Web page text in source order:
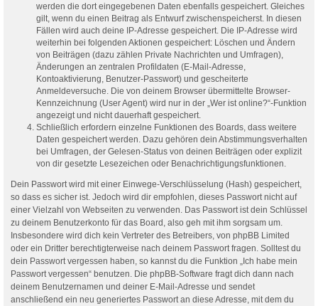
werden die dort eingegebenen Daten ebenfalls gespeichert. Gleiches
gilt, wenn du einen Beitrag als Entwurf zwischenspeicherst. In diesen
Fällen wird auch deine IP-Adresse gespeichert. Die IP-Adresse wird
weiterhin bei folgenden Aktionen gespeichert: Löschen und Ändern
von Beiträgen (dazu zählen Private Nachrichten und Umfragen),
Änderungen an zentralen Profildaten (E-Mail-Adresse,
Kontoaktivierung, Benutzer-Passwort) und gescheiterte
Anmeldeversuche. Die von deinem Browser übermittelte Browser-
Kennzeichnung (User Agent) wird nur in der „Wer ist online?“-Funktion
angezeigt und nicht dauerhaft gespeichert.
Schließlich erfordern einzelne Funktionen des Boards, dass weitere
Daten gespeichert werden. Dazu gehören dein Abstimmungsverhalten
bei Umfragen, der Gelesen-Status von deinen Beiträgen oder explizit
von dir gesetzte Lesezeichen oder Benachrichtigungsfunktionen.
Dein Passwort wird mit einer Einwege-Verschlüsselung (Hash) gespeichert,
so dass es sicher ist. Jedoch wird dir empfohlen, dieses Passwort nicht auf
einer Vielzahl von Webseiten zu verwenden. Das Passwort ist dein Schlüssel
zu deinem Benutzerkonto für das Board, also geh mit ihm sorgsam um.
Insbesondere wird dich kein Vertreter des Betreibers, von phpBB Limited
oder ein Dritter berechtigterweise nach deinem Passwort fragen. Solltest du
dein Passwort vergessen haben, so kannst du die Funktion „Ich habe mein
Passwort vergessen“ benutzen. Die phpBB-Software fragt dich dann nach
deinem Benutzernamen und deiner E-Mail-Adresse und sendet
anschließend ein neu generiertes Passwort an diese Adresse, mit dem du